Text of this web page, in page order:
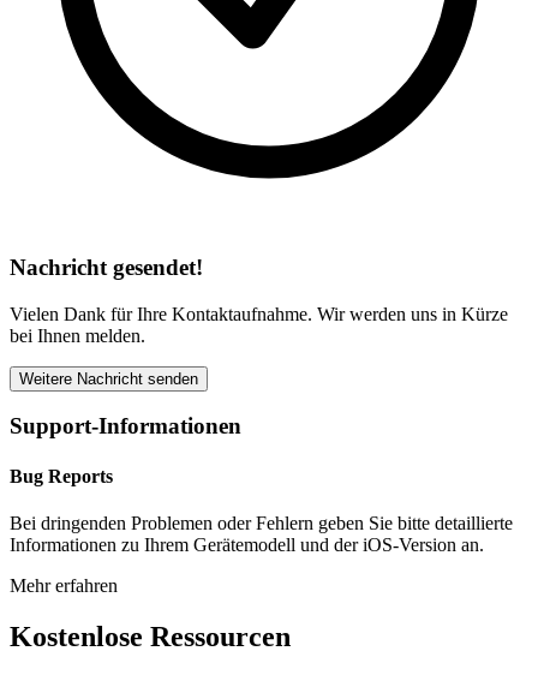
Nachricht gesendet!
Vielen Dank für Ihre Kontaktaufnahme. Wir werden uns in Kürze
bei Ihnen melden.
Weitere Nachricht senden
Support-Informationen
Bug Reports
Bei dringenden Problemen oder Fehlern geben Sie bitte detaillierte
Informationen zu Ihrem Gerätemodell und der iOS-Version an.
Mehr erfahren
Kostenlose Ressourcen